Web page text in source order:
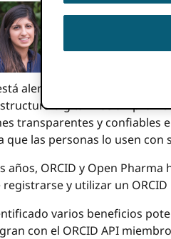
Esta publicación fue
asociado, ambos en
alentando a las empresas
digital más amplia
transparentes y confiables
las personas lo usen con
años, ORCID y Open
y utilizar un
varios beneficios
con el ORCID API